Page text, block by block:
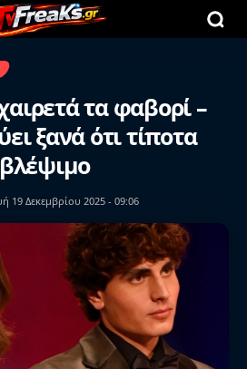
τα φαβορί –
ξανά ότι τίποτα
19 Δεκεμβρίου 2025 - 09:06